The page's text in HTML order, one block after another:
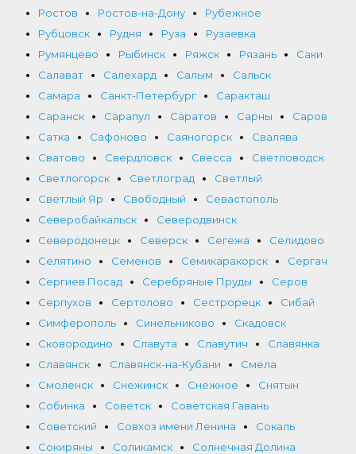
Ростов
Ростов-на-Дону
Рубежное
Рубцовск
Рудня Руза
Рузаевка
Румянцево
Рыбинск Ряжск Рязань
Саки
Салават
Салехард Салым
Сальск
Самара
Санкт-Петербург
Саракташ
Саранск
Сарапул Саратов Сарны
Саров
Сатка
Сафоново Саяногорск
Свалява
Сватово
Свердловск Свесса
Светловодск
Светлогорск
Светлоград
Светлый
Светлый Яр
Свободный
Севастополь
Северобайкальск
Северодвинск
Северодонецк
Северск Сегежа
Селидово
Селятино
Семенов Семикаракорск
Сергач
Сергиев Посад
Серебряные Пруды
Серов
Серпухов
Сертолово Сестрорецк
Сибай
Симферополь
Синельниково
Скадовск
Сковородино
Славута Славутич
Славянка
Славянск
Славянск-на-Кубани
Смела
Смоленск
Снежинск Снежное
Снятын
Собинка
Советск
Советская Гавань
Советский
Совхоз имени Ленина
Сокаль
Сокиряны
Соликамск
Солнечная Долина